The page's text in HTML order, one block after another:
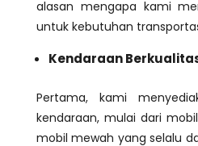
alasan mengapa kami
untuk kebutuhan
Kendaraan
Pertama, kami
kendaraan, mulai dari
mobil mewah yang selalu